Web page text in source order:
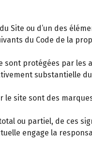
Site ou d’un des
du Code de la
sont protégées par
substantielle
le site sont des
ou partiel, de ces
engage la